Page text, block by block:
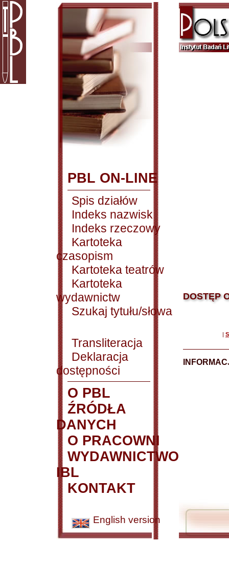
PBL ON-LINE
Spis działów
Indeks nazwisk
Indeks rzeczowy
Kartoteka
czasopism
Kartoteka teatrów
Kartoteka
wydawnictw
Szukaj tytułu/słowa
Transliteracja
Deklaracja
dostępności
O PBL
ŹRÓDŁA
DANYCH
O PRACOWNI
WYDAWNICTWO
IBL
KONTAKT
English version
DOSTĘP
|